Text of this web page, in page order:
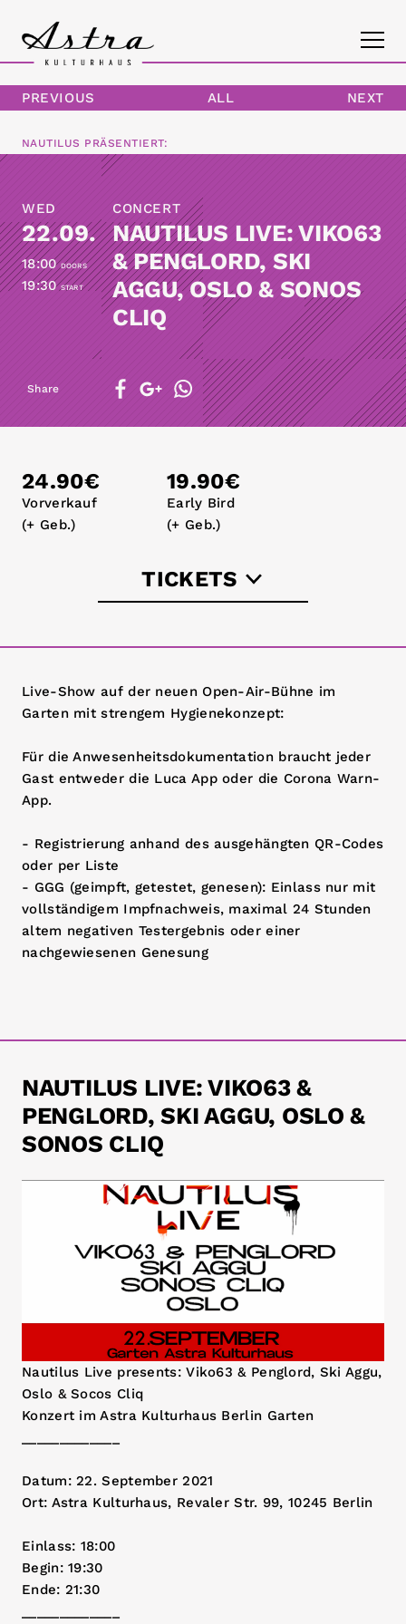
CONTACT
PREVIOUS ALL NEXT
NAUTILUS PRÄSENTIERT:
WED
22.09.
DOORS
18:00
START
19:30
CONCERT
NAUTILUS LIVE: VIKO63
& PENGLORD, SKI
AGGU, OSLO & SONOS
CLIQ
Share
24.90€
Vorverkauf
(+ Geb.)
19.90€
Early Bird
(+ Geb.)
TICKETS
Live-Show auf der neuen Open-Air-Bühne im
Garten mit strengem Hygienekonzept:
Für die Anwesenheitsdokumentation braucht jeder
Gast entweder die Luca App oder die Corona Warn-
App.
- Registrierung anhand des ausgehängten QR-Codes
oder per Liste
- GGG (geimpft, getestet, genesen): Einlass nur mit
vollständigem Impfnachweis, maximal 24 Stunden
altem negativen Testergebnis oder einer
nachgewiesenen Genesung
NAUTILUS LIVE: VIKO63 &
PENGLORD, SKI AGGU, OSLO &
SONOS CLIQ
Nautilus Live presents: Viko63 & Penglord, Ski Aggu,
Oslo & Socos Cliq
Konzert im Astra Kulturhaus Berlin Garten
Datum: 22. September 2021
Ort: Astra Kulturhaus, Revaler Str. 99, 10245 Berlin
Einlass: 18:00
Begin: 19:30
Ende: 21:30